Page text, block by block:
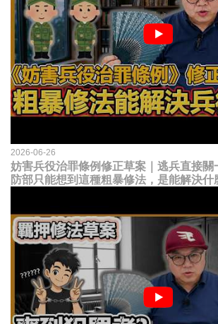
2026-06-26
妨害兵役治罪條例修正草案｜逃兵直接關
防部只能想到這種粗暴修法，是能解決什